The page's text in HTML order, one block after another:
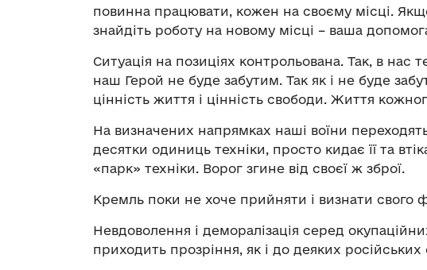
повинна працювати, кожен на своєму місці.
знайдіть роботу на новому місці – ваша
Ситуація на позиціях контрольована. Так, в нас
наш Герой не буде забутим. Так як і не буде
цінність життя і цінність свободи. Життя
На визначених напрямках наші воїни
десятки одиниць техніки, просто кидає її та
«парк» техніки. Ворог згине від своєї ж зброї.
Кремль поки не хоче прийняти і визнати свого
Невдоволення і деморалізація серед
приходить прозріння, як і до деяких російських